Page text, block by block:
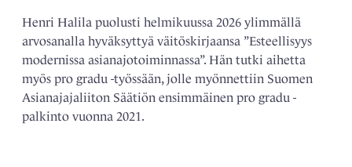
Henri Halila puolusti helmikuussa 2026 ylimmällä
arvosanalla hyväksyttyä väitöskirjaansa ”Esteellisyys
modernissa asianajotoiminnassa”. Hän tutki aihetta
myös pro gradu -työssään, jolle myönnettiin Suomen
Asianajajaliiton Säätiön ensimmäinen pro gradu -
palkinto vuonna 2021.